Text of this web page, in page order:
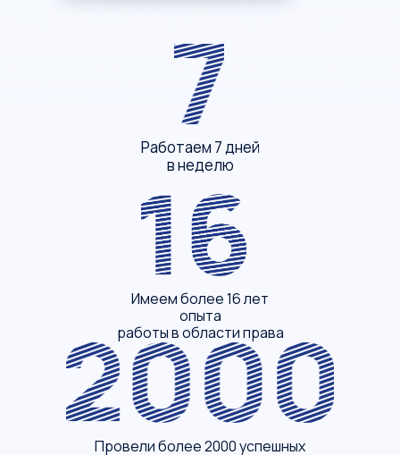
Работаем 7 дней
в неделю
Имеем более 16 лет
опыта
работы в области права
Провели более 2000 успешных